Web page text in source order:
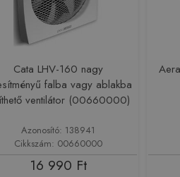
Cata LHV-160 nagy
falba vagy ablakba
ventilátor (00660000)
Azonosító: 138941
Cikkszám: 00660000
16 990 Ft